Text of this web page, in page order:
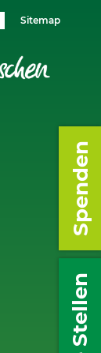
Sitemap
Spenden